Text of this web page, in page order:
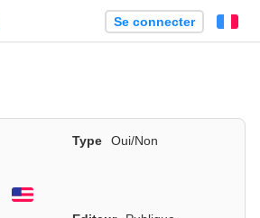
Se connecter
Type
Oui/Non
English